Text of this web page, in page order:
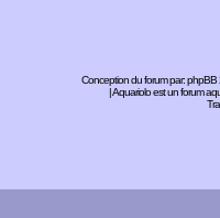
Conception du forum par:phpBB
| Aquariolo est un forum